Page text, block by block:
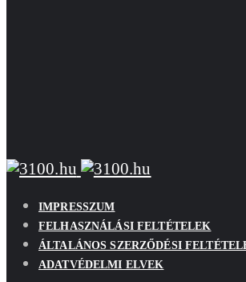
IMPRESSZUM
FELHASZNÁLÁSI FELTÉTELEK
ÁLTALÁNOS SZERZŐDÉSI
ADATVÉDELMI ELVEK